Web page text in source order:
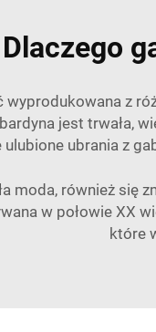
Dlaczego
wyprodukowana z
jest trwała,
ubrania z
moda, również się
w połowie XX
które